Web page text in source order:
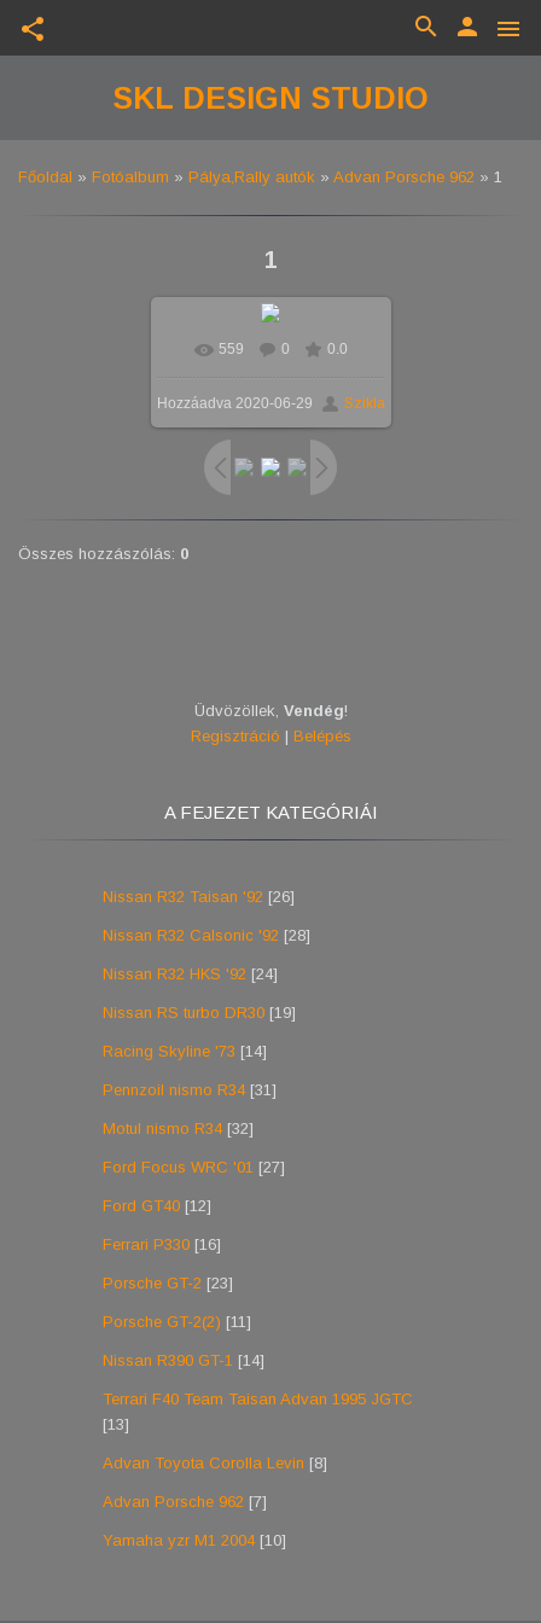
share menu
person
search
SKL DESIGN STUDIO
Főoldal » Fotóalbum » Pálya,Rally autók » Advan Porsche 962 » 1
1
Valós méretben 1290x968
495.4Kb
559 0 0.0
Hozzáadva2020-06-29 Szikla
Összes hozzászólás: 0
Üdvözöllek Vendég!
Regisztráció | Belépés
A FEJEZET KATEGÓRIÁI
Nissan R32 Taisan '92 [26]
Nissan R32 Calsonic '92 [28]
Nissan R32 HKS '92 [24]
Nissan RS turbo DR30 [19]
Racing Skyline '73 [14]
Pennzoil nismo R34 [31]
Motul nismo R34 [32]
Ford Focus WRC '01 [27]
Ford GT40 [12]
Ferrari P330 [16]
Porsche GT-2 [23]
Porsche GT-2(2) [11]
Nissan R390 GT-1 [14]
Terrari F40 Team Taisan Advan 1995 JGTC
[13]
Advan Toyota Corolla Levin [8]
Advan Porsche 962 [7]
Yamaha yzr M1 2004 [10]